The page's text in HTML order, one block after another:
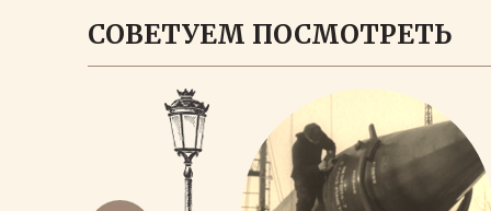
СОВЕТУЕМ ПОСМОТРЕТЬ